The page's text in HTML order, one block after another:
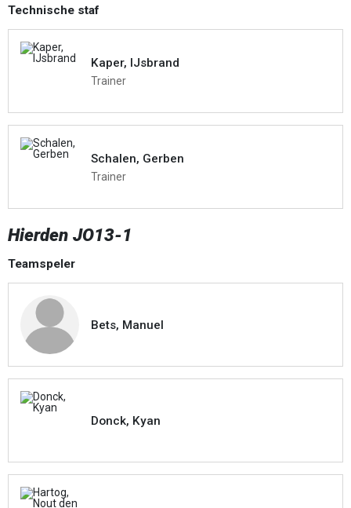
Technische staf
Kaper, IJsbrand
Trainer
Schalen, Gerben
Trainer
Hierden JO13-1
Teamspeler
Bets, Manuel
Donck, Kyan